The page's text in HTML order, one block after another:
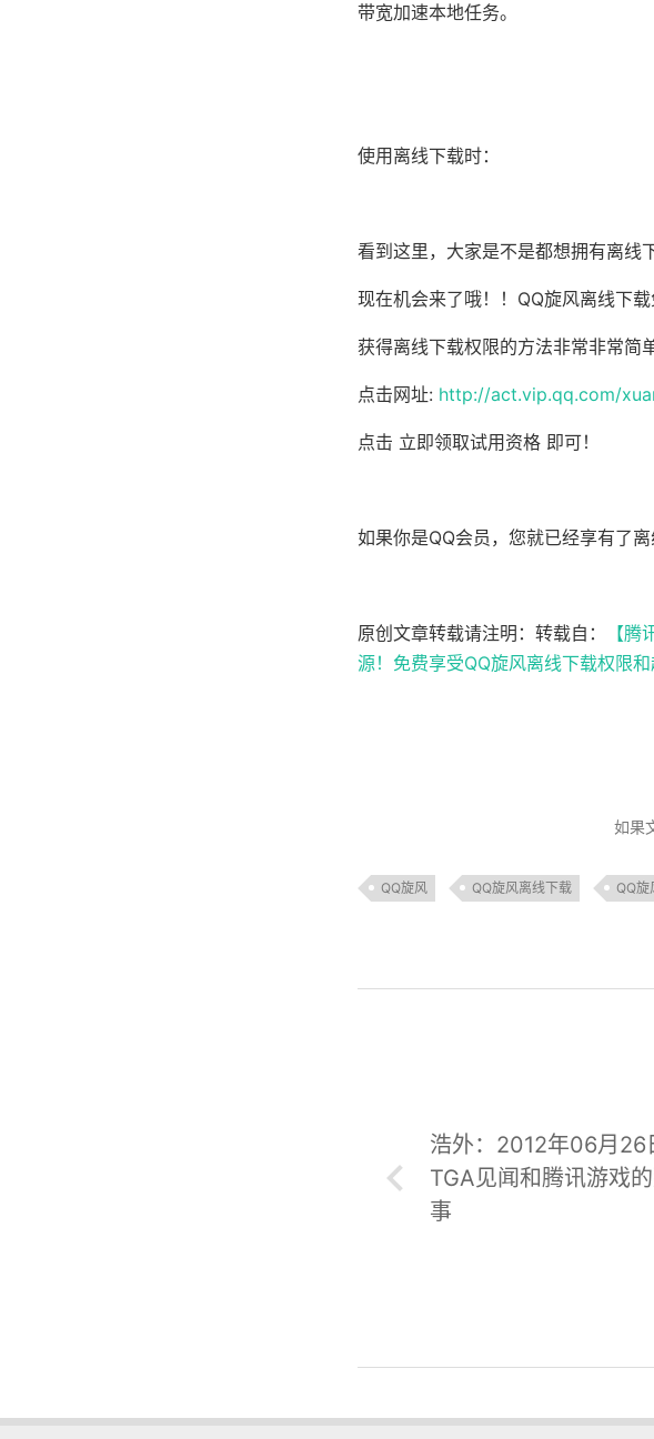
带宽加速本地任务。
使用离线下载时：
看到这里，大家是不是都想拥有离线
现在机会来了哦！！QQ旋风离线下
获得离线下载权限的方法非常非常简单
点击网址: http://act.vip.qq.com/
点击 立即领取试用资格 即可！
如果你是QQ会员，您就已经享有了
原创文章转载请注明：转载自：
【
源！免费享受QQ旋风离线下载权限和
如果
QQ旋风 QQ旋风离线下载 QQ旋
浩外：2012年06月26
TGA见闻和腾讯游戏
事